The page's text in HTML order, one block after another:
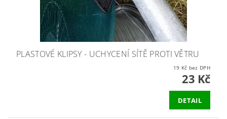
PLASTOVÉ KLIPSY - UCHYCENÍ SÍTĚ PROTI VĚTRU
19 Kč bez DPH
23 Kč
DETAIL